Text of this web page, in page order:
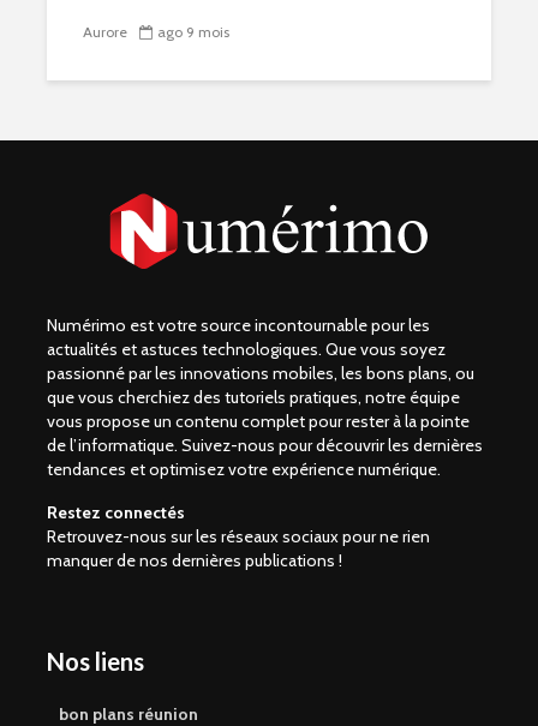
Aurore ago 9 mois
Numérimo est votre source incontournable pour les
actualités et astuces technologiques. Que vous soyez
passionné par les innovations mobiles, les bons plans, ou
que vous cherchiez des tutoriels pratiques, notre équipe
vous propose un contenu complet pour rester à la pointe
de l’informatique. Suivez-nous pour découvrir les dernières
tendances et optimisez votre expérience numérique.
Restez connectés
Retrouvez-nous sur les réseaux sociaux pour ne rien
manquer de nos dernières publications !
Nos liens
bon plans réunion